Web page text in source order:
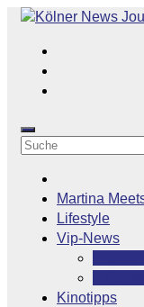
Zum
springen
Martina
Lifestyle
Vip-News
Kinotipps